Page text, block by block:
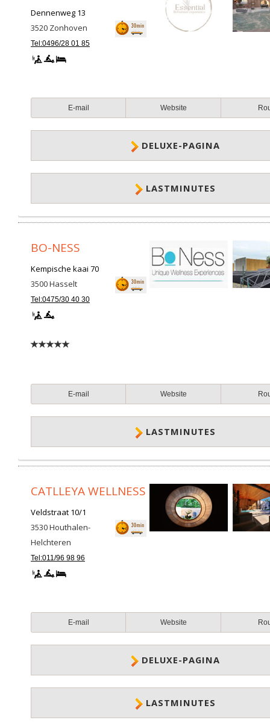
Dennenweg 13
3520 Zonhoven
Tel:0496/28 01 85
E-mail Website
DELUXE-PAGINA
LASTMINUTES
BO-NESS
Kempische kaai 70
3500Hasselt
Tel:0475/30 40 30
E-mail Website
LASTMINUTES
CATLLEYA WELLNESS
Veldstraat 10/1
3530Houthalen-
Helchteren
Tel:011/96 98 96
E-mail Website
DELUXE-PAGINA
LASTMINUTES